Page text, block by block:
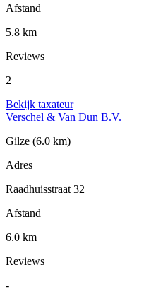
Afstand
5.8 km
Reviews
2
Bekijk taxateur
Verschel & Van Dun B.V.
Gilze (6.0 km)
Adres
Raadhuisstraat 32
Afstand
6.0 km
Reviews
-